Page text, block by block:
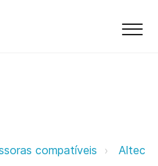
Support
compatíveis Altec